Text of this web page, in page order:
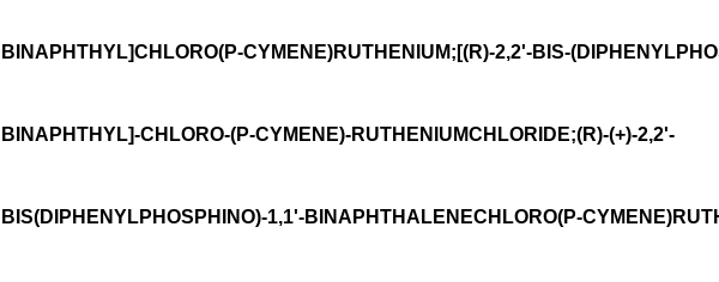
BINAPHTHYL]CHLORO(P-CYMENE)RUTHENIUM;[(R)-2,2'-BIS-
BINAPHTHYL]-CHLORO-(P-CYMENE)-RUTHENIUMCHLORIDE;(R)-(+)-2,2'-
BIS(DIPHENYLPHOSPHINO)-1,1'-BINAPHTHALENECHLORO(P-